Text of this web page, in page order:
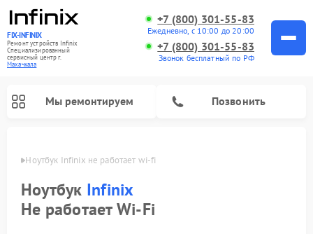
FIX-INFINIX
Ремонт устройств Infinix
Специализированный
cервисный центр г.
Махачкала
+7 (800) 301-55-83
Ежедневно, с 10:00 до 20:00
+7 (800) 301-55-83
Звонок бесплатный по РФ
Мы ремонтируем Позвонить
Ноутбук Infinix не работает wi-fi
Ноутбук Infinix
Не работает Wi-Fi